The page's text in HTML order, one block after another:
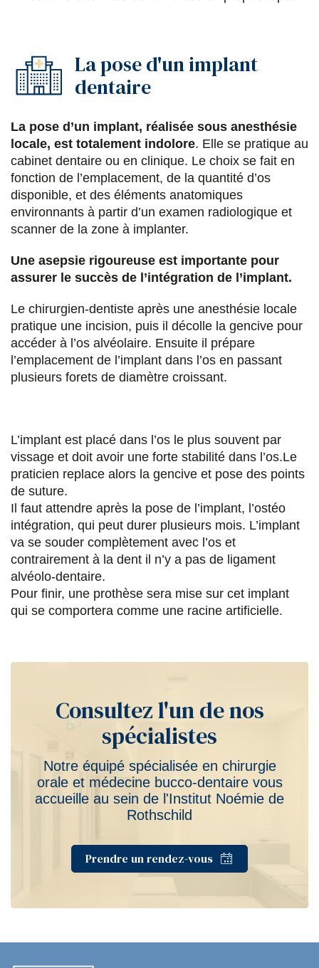
La pose d'un implant
dentaire
La pose d’un implant, réalisée sous anesthésie
locale, est totalement indolore. Elle se pratique au
cabinet dentaire ou en clinique. Le choix se fait en
fonction de l’emplacement, de la quantité d’os
disponible, et des éléments anatomiques
environnants à partir d’un examen radiologique et
scanner de la zone à implanter.
Une asepsie rigoureuse est importante pour
assurer le succès de l’intégration de l’implant.
Le chirurgien-dentiste après une anesthésie locale
pratique une incision, puis il décolle la gencive pour
accéder à l’os alvéolaire. Ensuite il prépare
l’emplacement de l’implant dans l’os en passant
plusieurs forets de diamètre croissant.
L’implant est placé dans l’os le plus souvent par
vissage et doit avoir une forte stabilité dans l’os.Le
praticien replace alors la gencive et pose des points
de suture.
Il faut attendre après la pose de l’implant, l’ostéo
intégration, qui peut durer plusieurs mois. L’implant
va se souder complètement avec l’os et
contrairement à la dent il n’y a pas de ligament
alvéolo-dentaire.
Pour finir, une prothèse sera mise sur cet implant
qui se comportera comme une racine artificielle.
Consultez l'un de nos
spécialistes
Notre équipé spécialisée en chirurgie
orale et médecine bucco-dentaire vous
accueille au sein de l'Institut Noémie de
Rothschild
Prendre un rendez-vous